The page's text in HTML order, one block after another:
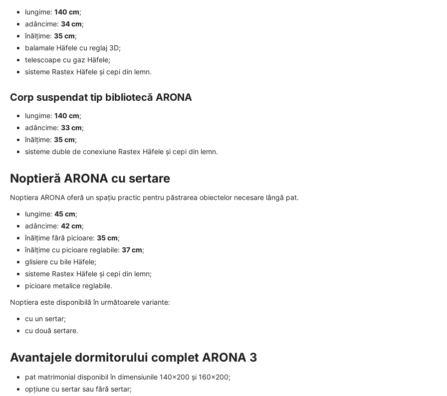
lungime: 140 cm;
adâncime: 34 cm;
înălțime: 35 cm;
balamale Häfele cu reglaj 3D;
telescoape cu gaz Häfele;
sisteme Rastex Häfele și cepi din lemn.
Corp suspendat tip bibliotecă ARONA
lungime: 140 cm;
adâncime: 33 cm;
înălțime: 35 cm;
sisteme duble de conexiune Rastex Häfele și cepi din lemn.
Noptieră ARONA cu sertare
Noptiera ARONA oferă un spațiu practic pentru păstrarea obiectelor necesare lângă pat.
lungime: 45 cm;
adâncime: 42 cm;
înălțime fără picioare: 35 cm;
înălțime cu picioare reglabile: 37 cm;
glisiere cu bile Häfele;
sisteme Rastex Häfele și cepi din lemn;
picioare metalice reglabile.
Noptiera este disponibilă în următoarele variante:
cu un sertar;
cu două sertare.
Avantajele dormitorului complet ARONA 3
pat matrimonial disponibil în dimensiunile 140x200 și 160x200;
opțiune cu sertar sau fără sertar;